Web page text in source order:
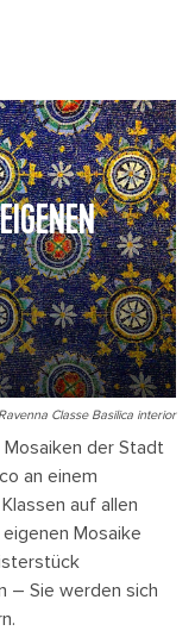
Classe Basilica interior
der Stadt
an einem
auf allen
Mosaike
– Sie werden sich